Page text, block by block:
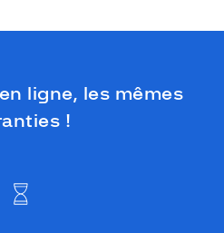
ligne, les mêmes
!